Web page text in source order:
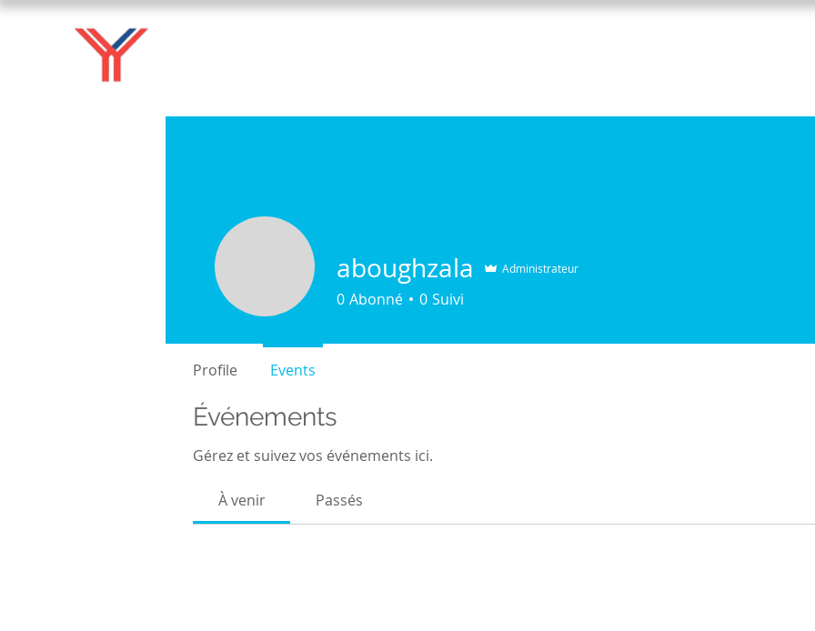
Événements
Gérez et suivez vos événements ici.
À venir Passés
aboughzala Administrateur
0 Abonné 0 Suivi
Profile Events